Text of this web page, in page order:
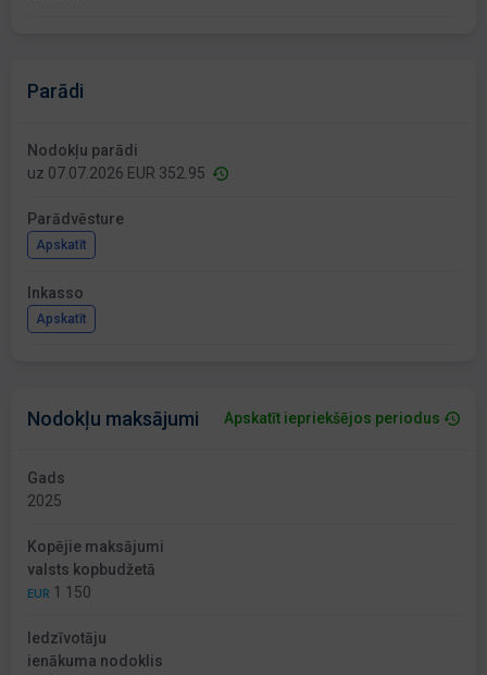
Parādi
Nodokļu parādi
uz 07.07.2026 EUR 352.95
Parādvēsture
Apskatīt
Inkasso
Apskatīt
Nodokļu maksājumi Apskatīt iepriekšējos periodus
Gads
2025
Kopējie maksājumi
valsts kopbudžetā
EUR 1 150
Iedzīvotāju
ienākuma nodoklis